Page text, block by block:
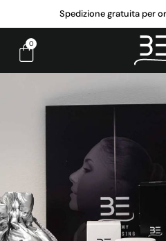
Spedizione gratuita per
0